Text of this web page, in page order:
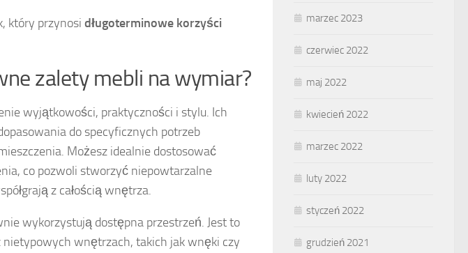
który przynosi długoterminowe korzyści
zalety mebli na wymiar?
wyjątkowości, praktyczności i stylu. Ich
do specyficznych potrzeb
Możesz idealnie dostosować
co pozwoli stworzyć niepowtarzalne
z całością wnętrza.
wykorzystują dostępna przestrzeń. Jest to
wnętrzach, takich jak wnęki czy
marzec 2023
czerwiec 2022
maj 2022
kwiecień 2022
marzec 2022
luty 2022
styczeń 2022
grudzień 2021